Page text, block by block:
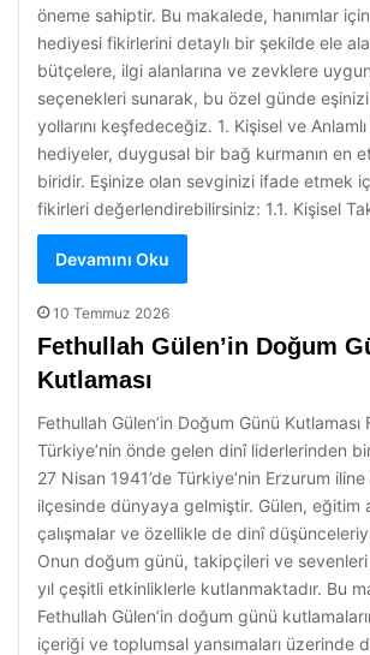
öneme sahiptir. Bu makalede, hanımlar
hediyesi fikirlerini detaylı bir şekilde ele
bütçelere, ilgi alanlarına ve zevklere
seçenekleri sunarak, bu özel günde
yollarını keşfedeceğiz. 1. Kişisel ve
hediyeler, duygusal bir bağ kurmanın en
biridir. Eşinize olan sevginizi ifade etmek
fikirleri değerlendirebilirsiniz: 1.1. Kişisel
Devamını Oku
10 Temmuz 2026
Fethullah Gülen’in Doğum
Kutlaması
Fethullah Gülen’in Doğum Günü Kutlaması
Türkiye’nin önde gelen dinî liderlerinden
27 Nisan 1941’de Türkiye’nin Erzurum
ilçesinde dünyaya gelmiştir. Gülen, eğitim
çalışmalar ve özellikle de dinî
Onun doğum günü, takipçileri ve
yıl çeşitli etkinliklerle kutlanmaktadır. Bu
Fethullah Gülen’in doğum günü
içeriği ve toplumsal yansımaları üzerinde